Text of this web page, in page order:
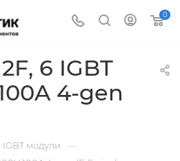
0
6 IGBT
4-gen
IGBT модули —